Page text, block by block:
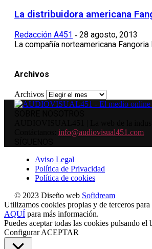
La distribuidora americana
Redacción A451 - 28 agosto, 2013
La compañía norteamericana
Archivos
Archivos
info@audiovisual451.com
Aviso Legal
Política de Privacidad
Política de cookies
© 2023 Diseño web Softdream
Utilizamos cookies propias y de terceros
AQUÍ para más información.
Puedes aceptar todas las cookies pulsando
Configurar ACEPTAR